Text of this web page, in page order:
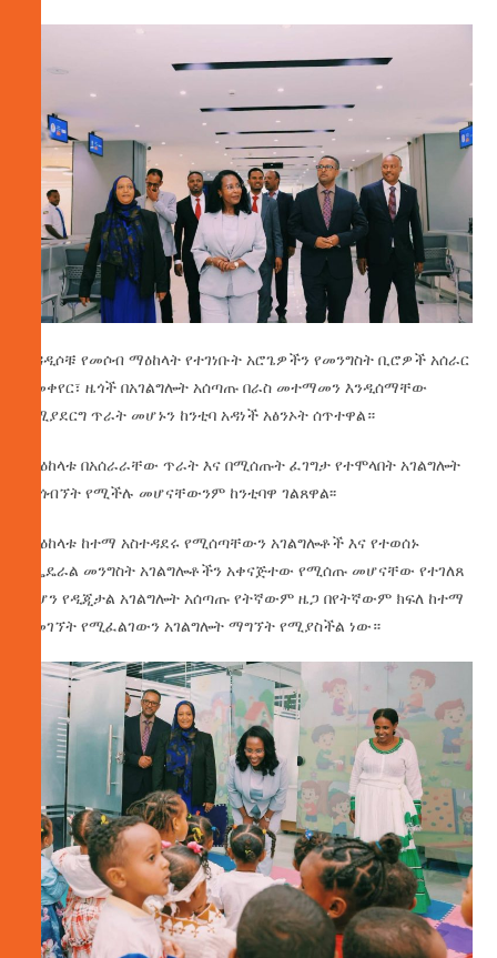
አዳዲሶቹ የመሶብ ማዕከላት የተገነቡት አሮጌዎችን የመንግስት ቢሮዎች አሰራር
በመቀየር፣ ዜጎች በአገልግሎት አሰጣጡ በራስ መተማመን እንዲሰማቸው
በሚያደርግ ጥራት መሆኑን ከንቲባ አዳነች አፅንኦት ሰጥተዋል።
ማዕከላቱ በአሰራራቸው ጥራት እና በሚሰጡት ፈገግታ የተሞላበት አገልግሎት
መጎብኘት የሚችሉ መሆናቸውንም ከንቲባዋ ገልጸዋል፡፡
ማዕከላቱ ከተማ አስተዳደሩ የሚሰጣቸውን አገልግሎቶች እና የተወሰኑ
የፌዴራል መንግስት አገልግሎቶችን አቀናጅተው የሚሰጡ መሆናቸው የተገለጸ
ሲሆን የዲጂታል አገልግሎት አሰጣጡ የትኛውም ዜጋ በየትኛውም ክፍለ ከተማ
በመገኘት የሚፈልገውን አገልግሎት ማግኘት የሚያስችል ነው።